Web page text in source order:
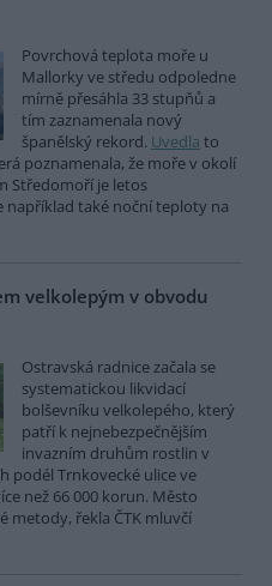
Povrchová teplota moře u
Mallorky ve středu odpoledne
mírně přesáhla 33 stupňů a
tím zaznamenala nový
španělský rekord. Uvedla to
poznamenala, že moře v okolí
Středomoří je letos
například také noční teploty na
velkolepým v obvodu
Ostravská radnice začala se
systematickou likvidací
bolševníku velkolepého, který
patří k nejnebezpečnějším
invazním druhům rostlin v
podél Trnkovecké ulice ve
než 66 000 korun. Město
metody, řekla ČTK mluvčí